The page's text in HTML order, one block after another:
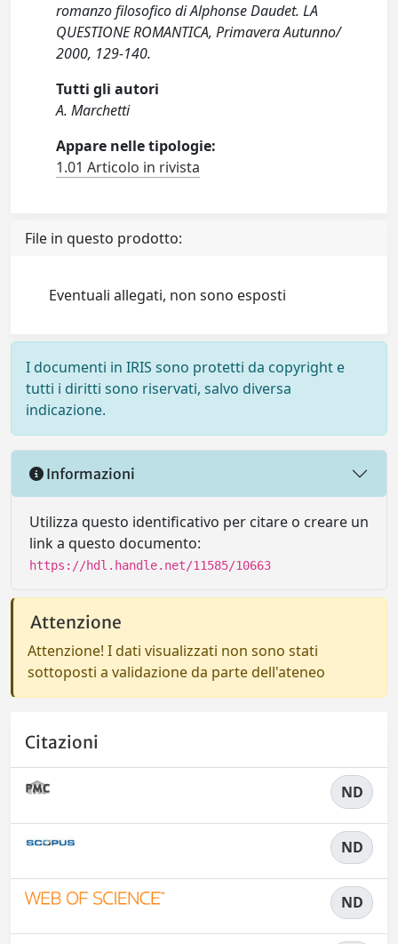
romanzo filosofico di Alphonse Daudet. LA
QUESTIONE ROMANTICA, Primavera Autunno/
2000, 129-140.
Tutti gli autori
A. Marchetti
Appare nelle tipologie:
1.01 Articolo in rivista
File in questo prodotto:
Eventuali allegati, non sono esposti
I documenti in IRIS sono protetti da copyright e
tutti i diritti sono riservati, salvo diversa
indicazione.
Informazioni
Utilizza questo identificativo per citare o creare un
link a questo documento:
https://hdl.handle.net/11585/10663
Attenzione
Attenzione! I dati visualizzati non sono stati
sottoposti a validazione da parte dell'ateneo
Citazioni
ND
ND
ND